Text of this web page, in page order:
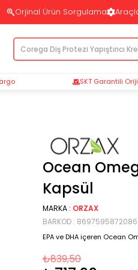
Orjinal Ürün Sorgulama
SKT Garantili
Ocean
Kapsül
MARKA : ORZAX
BARKOD : 8697595872086
EPA ve DHA içeren Ocean
₺839,50